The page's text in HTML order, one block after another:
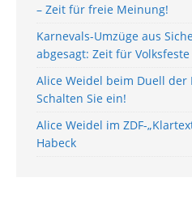
– Zeit für freie Meinung!
Karnevals-Umzüge aus
abgesagt: Zeit für
Alice Weidel beim Duell der
Schalten Sie ein!
Alice Weidel im ZDF-
Habeck